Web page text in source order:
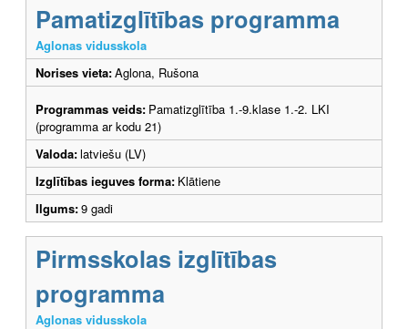
Pamatizglītības programma
Aglonas vidusskola
Norises vieta:Aglona, Rušona
Programmas veids: Pamatizglītība 1.-9.klase 1.-2. LKI
(programma ar kodu 21)
Valoda:latviešu (LV)
Izglītības ieguves forma: Klātiene
Ilgums:9 gadi
Pirmsskolas izglītības
programma
Aglonas vidusskola